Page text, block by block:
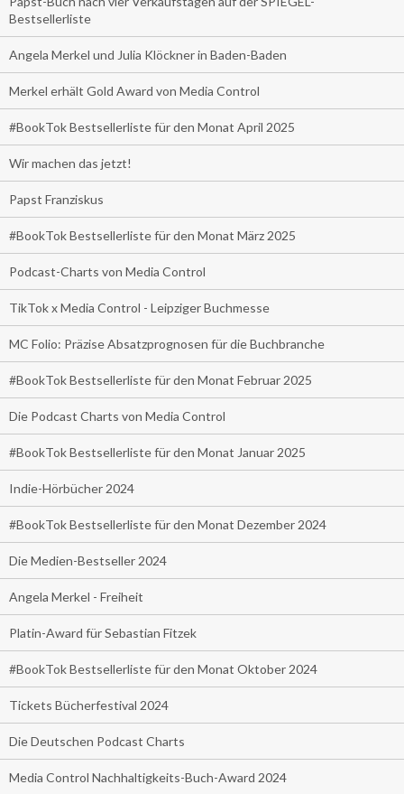
Bestsellerliste
Angela Merkel und Julia Klöckner in Baden-Baden
Merkel erhält Gold Award von Media Control
#BookTok Bestsellerliste für den Monat April 2025
Wir machen das jetzt!
Papst Franziskus
#BookTok Bestsellerliste für den Monat März 2025
Podcast-Charts von Media Control
TikTok x Media Control - Leipziger Buchmesse
MC Folio: Präzise Absatzprognosen für die Buchbranche
#BookTok Bestsellerliste für den Monat Februar 2025
Die Podcast Charts von Media Control
#BookTok Bestsellerliste für den Monat Januar 2025
Indie-Hörbücher 2024
#BookTok Bestsellerliste für den Monat Dezember 2024
Die Medien-Bestseller 2024
Angela Merkel - Freiheit
Platin-Award für Sebastian Fitzek
#BookTok Bestsellerliste für den Monat Oktober 2024
Tickets Bücherfestival 2024
Die Deutschen Podcast Charts
Media Control Nachhaltigkeits-Buch-Award 2024